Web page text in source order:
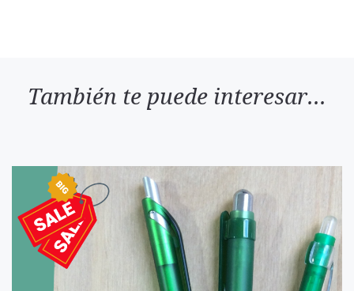
También te puede interesar...